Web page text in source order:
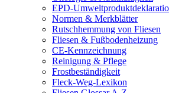
EPD-
Normen & Merkblätter
Rutschhemmung von Fliesen
Fliesen & Fußbodenheizung
CE-Kennzeichnung
Reinigung & Pflege
Frostbeständigkeit
Fleck-Weg-Lexikon